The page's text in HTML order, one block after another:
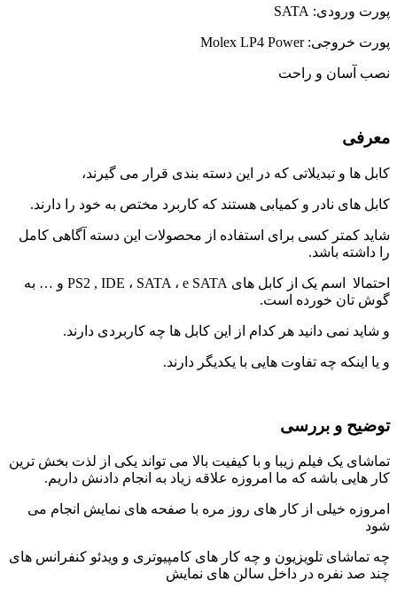
پورت ورودی: SATA
پورت خروجی: Molex LP4 Power
نصب آسان و راحت
معرفی
کابل ها و تبدیلاتی که در این دسته بندی قرار می گیرند،
کابل های نادر و کمیابی هستند که کاربرد مختص به خود را دارند.
شاید کمتر کسی برای استفاده از محصولات این دسته آگاهی کامل
را داشته باشد.
احتمالا اسم یک از کابل های PS2 , IDE ، SATA ، e SATA و … به
گوش تان خورده است.
و شاید نمی دانید هر کدام از این کابل ها چه کاربردی دارند.
و یا اینکه چه تفاوت هایی با یکدیگر دارند.
توضیح و بررسی
تماشای یک فیلم زیبا و با کیفیت بالا می تواند یکی از لذت بخش ترین
کار هایی باشه که ما امروزه علاقه زیاد به انجام دادنش داریم.
امروزه خیلی از کار های روز مره با صفحه های نمایش انجام می
شود
چه تماشای تلویزیون و چه کار های کامپیوتری و ویدئو کنفرانس های
چند صد نفره در داخل سالن های نمایش